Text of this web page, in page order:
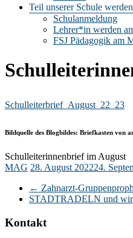
Teil unserer Schule werden
Schulanmeldung
Lehrer*in werden
FSJ Pädagogik am
Schulleiterbrief_August_22_23
Bildquelle des Blogbildes: Briefkasten von
Schulleiterinnenbrief im August
MAG 28. August 202224.
← Zahnarzt-
STADTRADELN und wir
Kontakt